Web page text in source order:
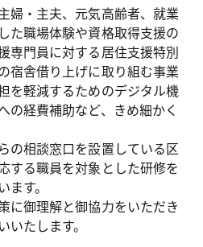
婦・主夫、元気高齢者、就業
た職場体験や資格取得支援の
専門員に対する居住支援特別
宿舎借り上げに取り組む事業
を軽減するためのデジタル機
の経費補助など、きめ細かく
の相談窓口を設置している区
する職員を対象とした研修を
す。
に御理解と御協力をいただき
たします。